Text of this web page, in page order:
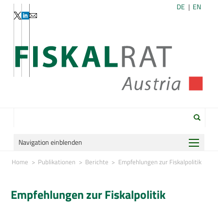
DE EN
Navigation einblenden
Home
Home Publikationen Berichte Empfehlungen zur Fiskalpolitik
Empfehlungen zur Fiskalpolitik